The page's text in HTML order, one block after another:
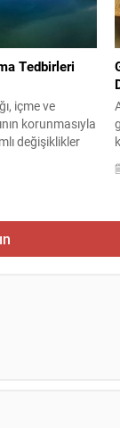
Tedbirleri
içme ve
korunmasıyla
değişiklikler
kaynaklarına
karşı daha
noktasal
önlenmesi